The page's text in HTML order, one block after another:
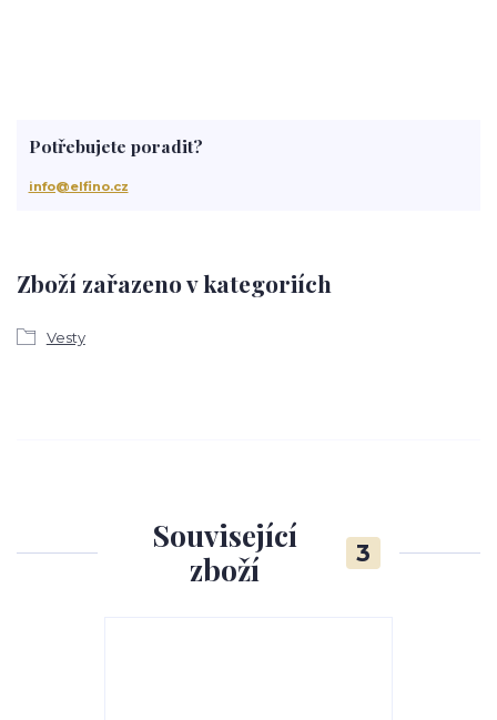
Zboží zařazeno v kategoriích
Vesty
Potřebujete poradit?
info@elfino.cz
Související
zboží
3